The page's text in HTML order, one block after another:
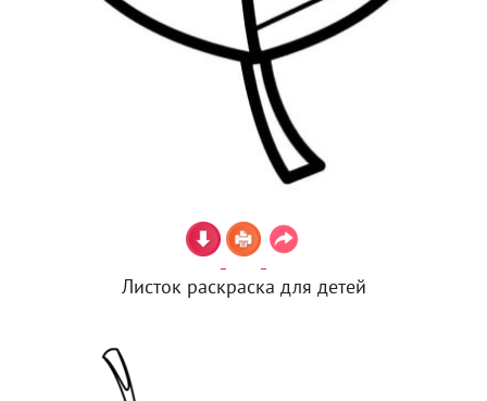
Листок раскраска для детей